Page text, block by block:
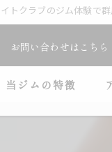
トクラブのジム体験で
お問い合わせはこちら
当ジムの特徴